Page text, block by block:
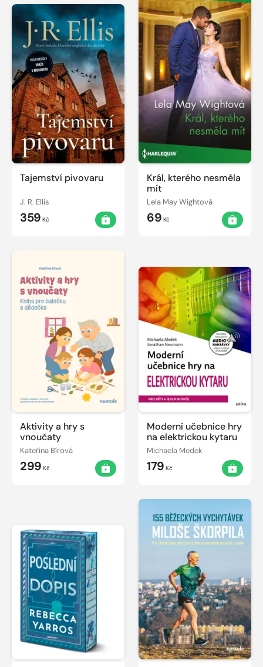
Tajemství pivovaru
J. R. Ellis
359 Kč
Král, kterého nesměla
mít
Lela May Wightová
69 Kč
Aktivity a hry s
vnoučaty
Kateřina Bírová
299 Kč
Moderní učebnice hry
na elektrickou kytaru
Michaela Medek
179 Kč